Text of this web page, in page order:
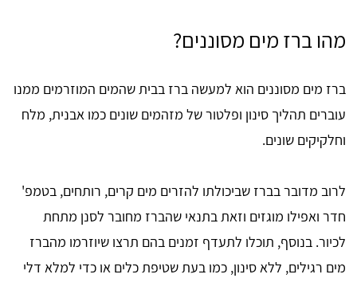
מהו ברז מים מסוננים?
ברז מים מסוננים הוא למעשה ברז בבית שהמים המוזרמים ממנו
עוברים תהליך סינון ופלטור של מזהמים שונים כמו אבנית, מלח
וחלקיקים שונים.
לרוב מדובר בברז שביכולתו להזרים מים קרים, רותחים, בטמפ'
חדר ואפילו מוגזים וזאת בתנאי שהברז מחובר לסנן מתחת
לכיור. בנוסף, תוכלו לתעדף זמנים בהם תרצו שיוזרמו מהברז
מים רגילים, ללא סינון, כמו בעת שטיפת כלים או כדי למלא דלי